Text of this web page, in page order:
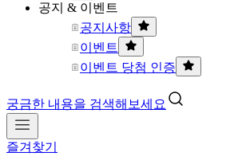
공지 & 이벤트
공지사항
이벤트
이벤트 당첨 인증
궁금한 내용을 검색해보세요
즐겨찾기